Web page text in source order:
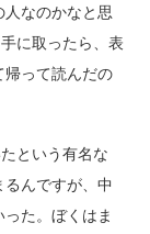
なのかなと思
に取ったら、表
って読んだの
という有名な
るんですが、中
た。ぼくはま